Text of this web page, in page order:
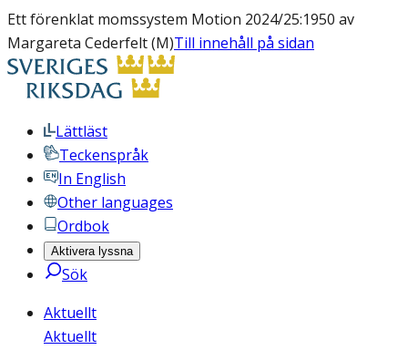
Ett förenklat momssystem Motion 2024/25:1950 av
Margareta Cederfelt (M)Till innehåll på sidan
Lättläst
Teckenspråk
In English
Other languages
Ordbok
Aktivera lyssna
Sök
Aktuellt
Aktuellt